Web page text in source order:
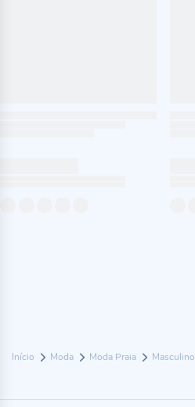
Início Moda Moda Praia Masculino